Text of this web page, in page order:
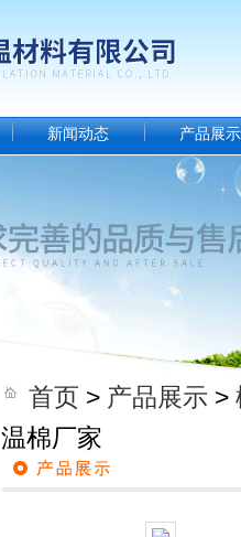
新闻动态 产品展示
首页 > 产品展示 >
温棉厂家